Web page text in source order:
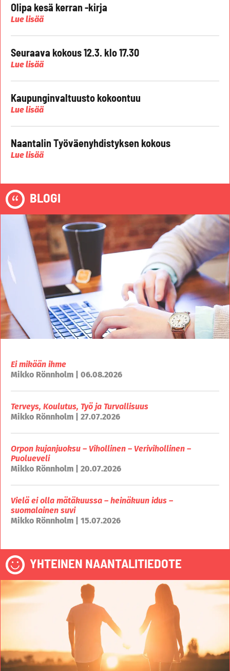
Olipa kesä kerran -kirja
Lue lisää
Seuraava kokous 12.3. klo 17.30
Lue lisää
Kaupunginvaltuusto kokoontuu
Lue lisää
Naantalin Työväenyhdistyksen kokous
Lue lisää
BLOGI
Ei mikään ihme
Mikko Rönnholm | 06.08.2026
Terveys, Koulutus, Työ ja Turvallisuus
Mikko Rönnholm | 27.07.2026
Orpon kujanjuoksu – Vihollinen – Verivihollinen –
Puolueveli
Mikko Rönnholm | 20.07.2026
Vielä ei olla mätäkuussa – heinäkuun idus –
suomalainen suvi
Mikko Rönnholm | 15.07.2026
YHTEINEN NAANTALITIEDOTE